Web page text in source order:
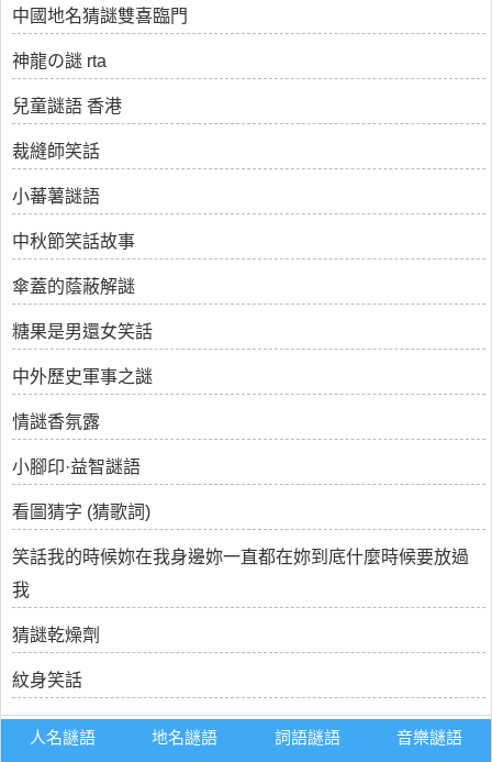
中國地名猜謎雙喜臨門
神龍の謎 rta
兒童謎語 香港
裁縫師笑話
小蕃薯謎語
中秋節笑話故事
傘蓋的蔭蔽解謎
糖果是男還女笑話
中外歷史軍事之謎
情謎香氛露
小腳印·益智謎語
看圖猜字 (猜歌詞)
笑話我的時候妳在我身邊妳一直都在妳到底什麼時候要放過
我
猜謎乾燥劑
紋身笑話
人名謎語 地名謎語 詞語謎語 音樂謎語